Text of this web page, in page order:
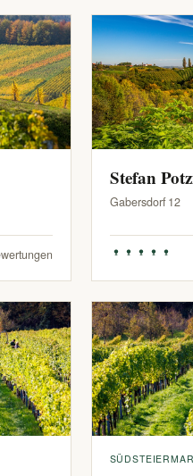
Stefan
Gabersdorf 12